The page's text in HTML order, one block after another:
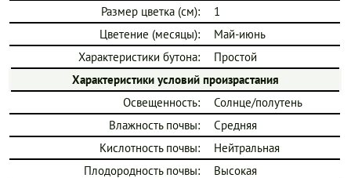
Размер цветка (см):
1
Цветение (месяцы):
Май-июнь
Характеристики бутона:
Простой
Характеристики условий произрастания
Освещенность:
Солнце/полутень
Влажность почвы:
Средняя
Кислотность почвы:
Нейтральная
Плодородность почвы:
Высокая